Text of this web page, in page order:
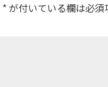
*が付いている欄は必須